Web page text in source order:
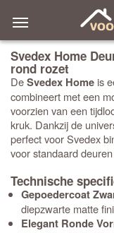
Svedex Home
rond rozet
DeSvedex Home is
combineert met een
voorzien van een
kruk. Dankzij de
perfect voor Svedex
voor standaard
Technische
Gepoedercoat
diepzwarte matte
Elegant Ronde